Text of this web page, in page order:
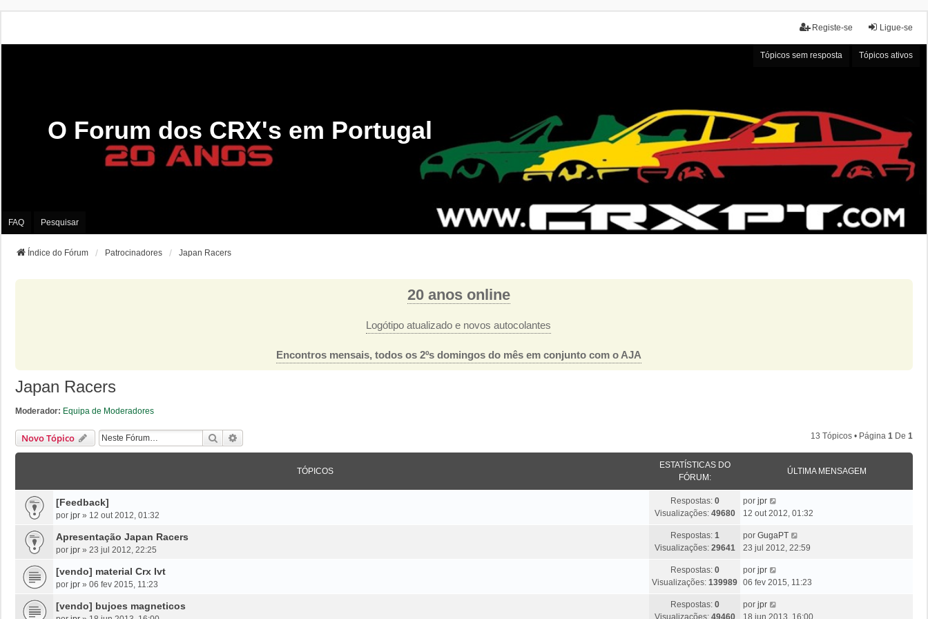
Ligue-se
Registe-se
Tópicos sem resposta Tópicos ativos
O Forum dos CRX's em Portugal
FAQ Pesquisar
Índice do Fórum Patrocinadores Japan Racers
20 anos online
Logótipo atualizado e novos autocolantes
Encontros mensais, todos os 2ºs domingos do mês em conjunto com o AJA
Japan Racers
Moderador: Equipa de Moderadores
Novo Tópico Pesquisar 13 Tópicos • Página 1 De 1
TÓPICOS
ESTATÍSTICAS DO
FÓRUM:
ÚLTIMA MENSAGEM
[Feedback]
por jpr » 12 out 2012, 01:32
Respostas: 0
Visualizações: 49680
Ú
l
i
m
M
e
s
por jpr
12 out 2012, 01:32
Apresentação Japan Racers
por jpr » 23 jul 2012, 22:25
Respostas: 1
Visualizações: 29641
Ú
l
i
m
M
por GugaPT
23 jul 2012, 22:59
[vendo] material Crx Ivt
por jpr » 06 fev 2015, 11:23
Respostas: 0
Visualizações: 139989
Ú
l
i
por jpr
06 fev 2015, 11:23
[vendo] bujoes magneticos Respostas: 0
Visualizações: 49460
Ú
l
por jpr
18 jun 2013, 16:00